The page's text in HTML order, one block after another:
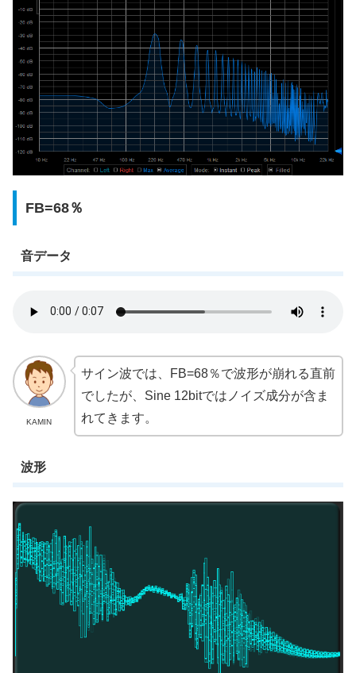
FB=68％
音データ
KAMIN
サイン波では、FB=68％で波形が崩れる直前
でしたが、Sine 12bitではノイズ成分が含ま
れてきます。
波形